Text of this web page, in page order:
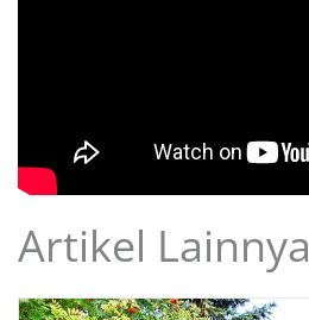
Artikel Lainnya